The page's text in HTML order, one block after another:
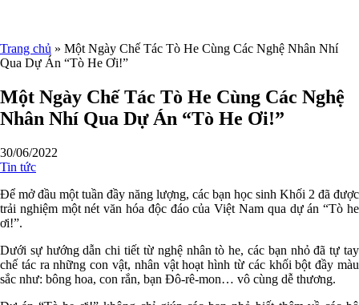
Trang chủ » Một Ngày Chế Tác Tò He Cùng Các Nghệ Nhân Nhí
Qua Dự Án “Tò He Ơi!”
Một Ngày Chế Tác Tò He Cùng Các Nghệ
Nhân Nhí Qua Dự Án “Tò He Ơi!”
30/06/2022
Tin tức
Để mở đầu một tuần đầy năng lượng, các bạn học sinh Khối 2 đã được
trải nghiệm một nét văn hóa độc đáo của Việt Nam qua dự án “Tò he
ơi!”.
Dưới sự hướng dẫn chi tiết từ nghệ nhân tò he, các bạn nhỏ đã tự tay
chế tác ra những con vật, nhân vật hoạt hình từ các khối bột đầy màu
sắc như: bông hoa, con rắn, bạn Đô-rê-mon… vô cùng dễ thương.